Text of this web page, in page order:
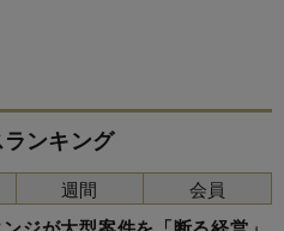
ンキング
週間 会員